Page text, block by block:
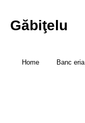
Găbiţelu
Home Banc eria